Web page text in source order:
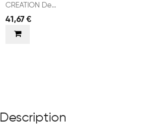
CREATION De
VISUELS
41,67 €
Description